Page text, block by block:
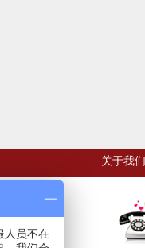
关于我们
人员不在